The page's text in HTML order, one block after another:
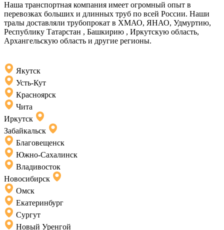
Наша транспортная компания имеет огромный опыт в
перевозках больших и длинных труб по всей России. Наши
тралы доставляли трубопрокат в ХМАО, ЯНАО, Удмуртию,
Республику Татарстан , Башкирию , Иркутскую область,
Архангельскую область и другие регионы.
Якутск
Усть-Кут
Красноярск
Чита
Иркутск
Забайкальск
Благовещенск
Южно-Сахалинск
Владивосток
Новосибирск
Омск
Екатеринбург
Сургут
Новый Уренгой